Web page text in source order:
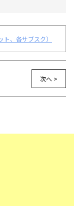
、各サブスク）
次へ >